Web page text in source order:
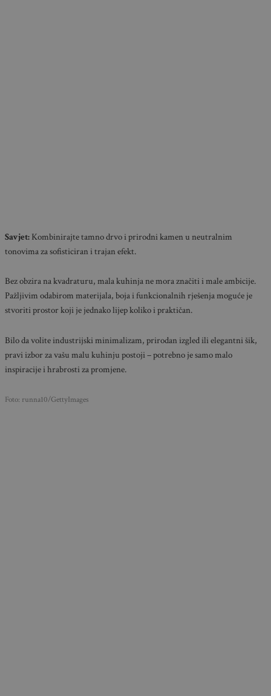
Savjet:Kombinirajte tamno drvo i prirodni kamen u neutralnim
tonovima za sofisticiran i trajan efekt.
Bez obzira na kvadraturu, mala kuhinja ne mora značiti i male ambicije.
Pažljivim odabirom materijala, boja i funkcionalnih rješenja moguće je
stvoriti prostor koji je jednako lijep koliko i praktičan.
Bilo da volite industrijski minimalizam, prirodan izgled ili elegantni šik,
pravi izbor za vašu malu kuhinju postoji – potrebno je samo malo
inspiracije i hrabrosti za promjene.
Foto: runna10/GettyImages